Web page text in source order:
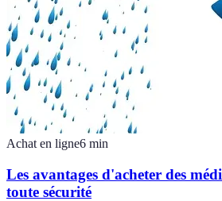
Achat en ligne6 min
Les avantages d'acheter des
toute sécurité